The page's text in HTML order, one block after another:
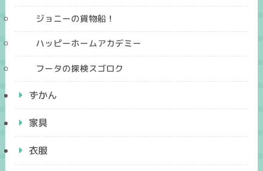
ジョニーの貨物船！
ハッピーホームアカデミー
フータの探検スゴロク
ずかん
家具
衣服